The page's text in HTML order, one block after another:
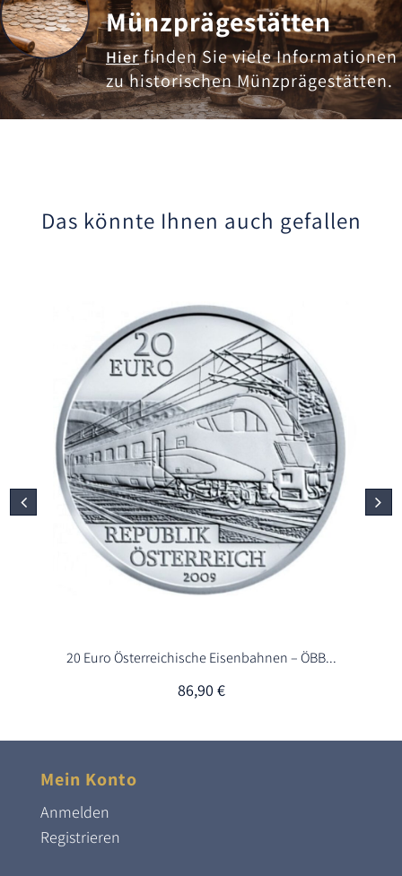
Münzprägestätten
Hierfinden Sie viele Informationen
zu historischen Münzprägestätten.
Das könnte Ihnen auch gefallen
20 Euro Österreichische Eisenbahnen – ÖBB...
86,90 €
Mein Konto
Anmelden
Registrieren